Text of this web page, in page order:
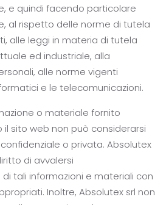
e quindi facendo particolare
al rispetto delle norme di tutela
alle leggi in materia di tutela
ed industriale, alla
alle norme vigenti
e le telecomunicazioni.
o materiale fornito
sito web non può considerarsi
o privata. Absolutex
di avvalersi
tali informazioni e materiali con
Inoltre, Absolutex srl non